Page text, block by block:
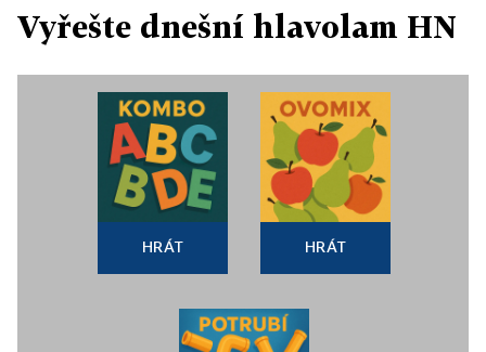
Vyřešte dnešní hlavolam HN
HRÁT HRÁT